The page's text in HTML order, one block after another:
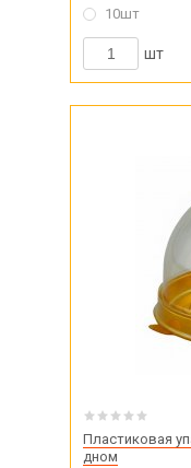
10шт
шт
Пластиковая
дном